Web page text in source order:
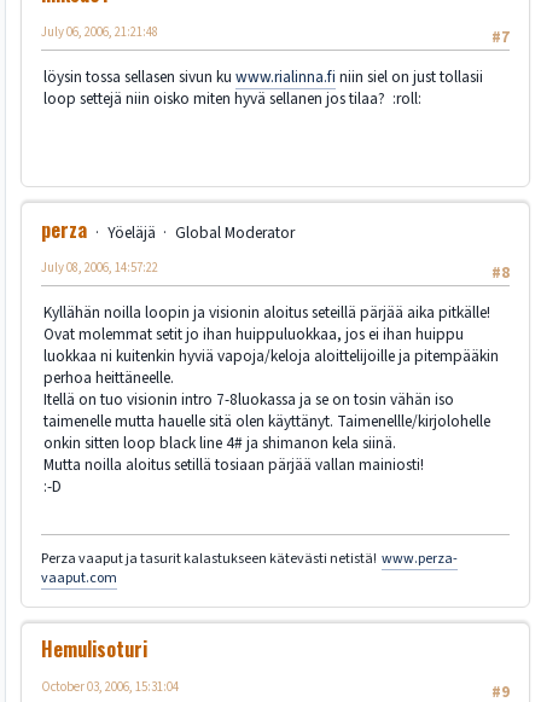
#7
July 06, 2006, 21:21:48
löysin tossa sellasen sivun ku www.rialinna.fi niin siel on just tollasii
loop settejä niin oisko miten hyvä sellanen jos tilaa? :roll:
perza Yöeläjä
Global Moderator
#8
July 08, 2006, 14:57:22
Kyllähän noilla loopin ja visionin aloitus seteillä pärjää aika pitkälle!
Ovat molemmat setit jo ihan huippuluokkaa, jos ei ihan huippu
luokkaa ni kuitenkin hyviä vapoja/keloja aloittelijoille ja pitempääkin
perhoa heittäneelle.
Itellä on tuo visionin intro 7-8luokassa ja se on tosin vähän iso
taimenelle mutta hauelle sitä olen käyttänyt. Taimenellle/kirjolohelle
onkin sitten loop black line 4# ja shimanon kela siinä.
Mutta noilla aloitus setillä tosiaan pärjää vallan mainiosti!
:-D
Perza vaaput ja tasurit kalastukseen kätevästi netistä! www.perza-
vaaput.com
Hemulisoturi
#9
October 03, 2006, 15:31:04